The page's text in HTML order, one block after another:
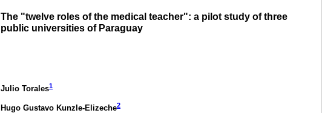
The "twelve roles of the medical teacher": a pilot study of three
public universities of Paraguay
Julio Torales1
Hugo Gustavo Kunzle-Elizeche2